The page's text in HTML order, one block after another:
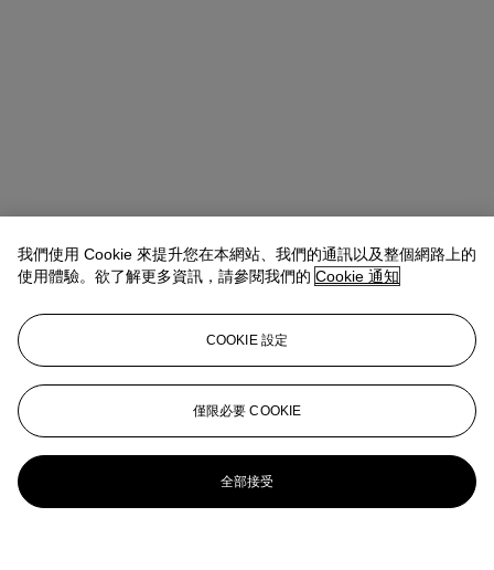
我們使用 Cookie 來提升您在本網站、我們的通訊以及整個網路上的
使用體驗。欲了解更多資訊，請參閱我們的 Cookie 通知
COOKIE 設定
僅限必要 COOKIE
全部接受